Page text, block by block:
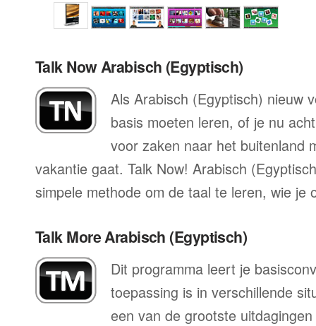
Talk Now Arabisch (Egyptisch)
Als Arabisch (Egyptisch) nieuw
basis moeten leren, of je nu
voor zaken naar het buitenland
vakantie gaat. Talk Now! Arabisch
simpele methode om de taal te leren, wie je
Talk More Arabisch (Egyptisch)
Dit programma leert je
toepassing is in verschillende
een van de grootste